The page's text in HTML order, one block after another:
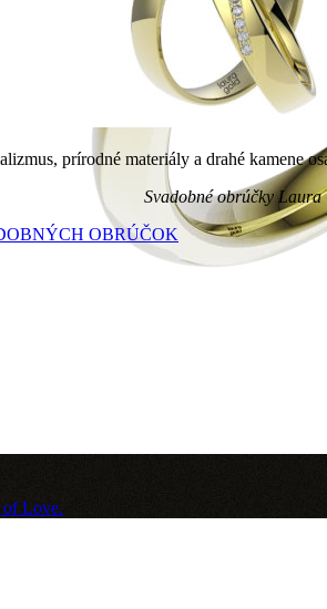
of Love.
prírodné materiály a drahé kamene
Svadobné obrúčky Laura
OBRÚČOK